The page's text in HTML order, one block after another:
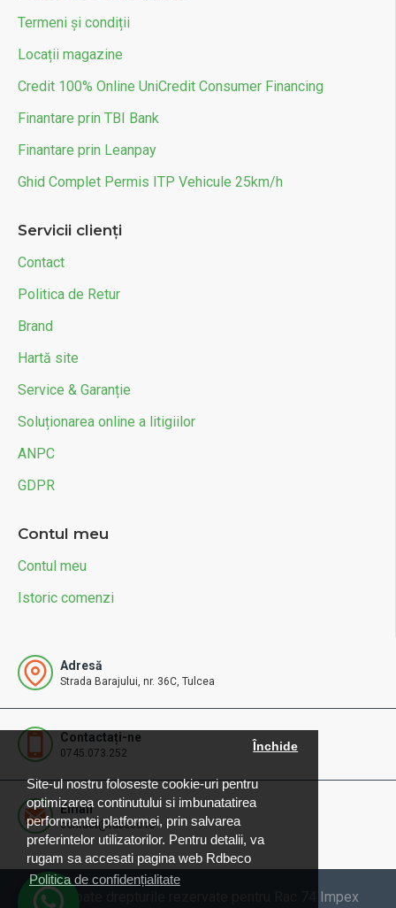
Site-ul nostru foloseste cookie-uri pentru
optimizarea continutului si imbunatatirea
performantei platformei, prin salvarea
preferintelor utilizatorilor. Pentru detalii, va
rugam sa accesati pagina web Rdbeco
Politica de confidențialitate
Închide
Termeni și condiții
Locații magazine
Credit 100% Online UniCredit Consumer Financing
Finantare prin TBI Bank
Finantare prin Leanpay
Ghid Complet Permis ITP Vehicule 25km/h
Servicii clienți
Contact
Politica de Retur
Brand
Hartă site
Service & Garanție
Soluționarea online a litigiilor
ANPC
GDPR
Contul meu
Contul meu
Istoric comenzi
Adresă
Strada Barajului, nr. 36C, Tulcea
Contactați-ne
0745.073.252
Email
contact@rdbeco.ro
© 2025 Toate drepturile rezervate pentru Rac 74 Impex